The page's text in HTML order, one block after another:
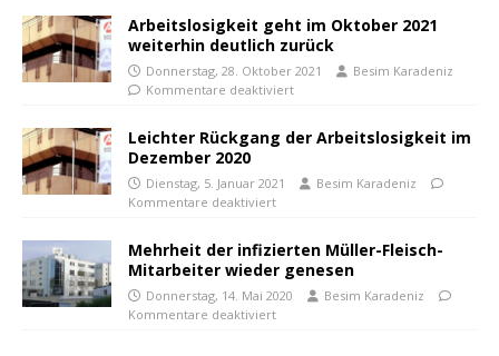
Arbeitslosigkeit geht im Oktober 2021
weiterhin deutlich zurück
Donnerstag, 28. Oktober 2021
Besim Karadeniz
Kommentare deaktiviert
Leichter Rückgang der Arbeitslosigkeit im
Dezember 2020
Dienstag, 5. Januar 2021
Besim Karadeniz
Kommentare deaktiviert
Mehrheit der infizierten Müller-Fleisch-
Mitarbeiter wieder genesen
Donnerstag, 14. Mai 2020
Besim Karadeniz
Kommentare deaktiviert